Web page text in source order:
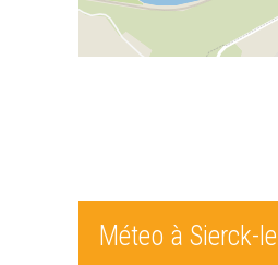
Méteo à Sierck-